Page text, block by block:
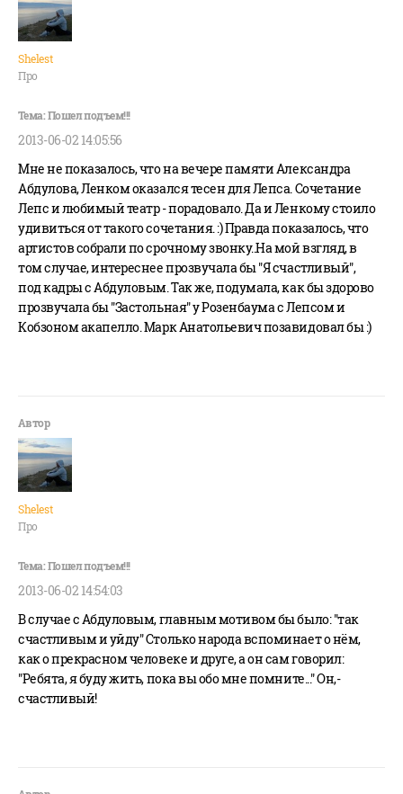
Shelest
Про
2013-06-02 14:05:56
Мне не показалось, что на вечере памяти Александра
Абдулова, Ленком оказался тесен для Лепса. Сочетание
Лепс и любимый театр - порадовало. Да и Ленкому стоило
удивиться от такого сочетания. :) Правда показалось, что
артистов собрали по срочному звонку..На мой взгляд, в
том случае, интереснее прозвучала бы "Я счастливый",
под кадры с Абдуловым. Так же, подумала, как бы здорово
прозвучала бы "Застольная" у Розенбаума с Лепсом и
Кобзоном акапелло. Марк Анатольевич позавидовал бы :)
Shelest
Про
2013-06-02 14:54:03
В случае с Абдуловым, главным мотивом бы было: "так
счастливым и уйду" Столько народа вспоминает о нём,
как о прекрасном человеке и друге, а он сам говорил:
"Ребята, я буду жить, пока вы обо мне помните..." Он,-
счастливый!